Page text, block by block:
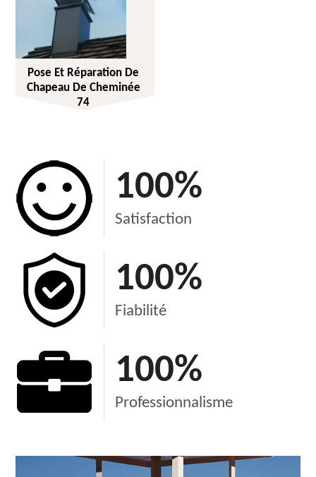
Pose Et Réparation De
Chapeau De Cheminée
74
100%
Satisfaction
100%
Fiabilité
100%
Professionnalisme